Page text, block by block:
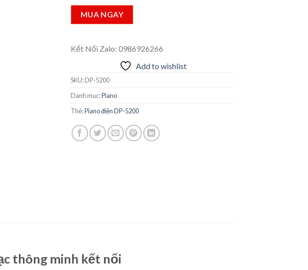
MUA NGAY
Kết Nối Zalo: 0986926266
Add to wishlist
SKU:DP-5200
Danh mục:Piano
Thẻ:Piano điện DP-5200
thông minh kết nối